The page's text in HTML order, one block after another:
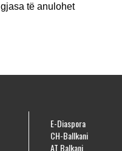
gjasa të anulohet
E-Diaspora
CH-Ballkani
AT Balkani